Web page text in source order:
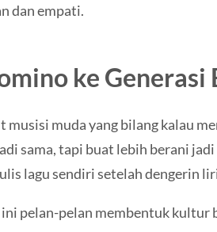
dan empati.
ke Generasi
musisi muda yang bilang kalau
sama, tapi buat lebih berani
lagu sendiri setelah dengerin
pelan-pelan membentuk kultur